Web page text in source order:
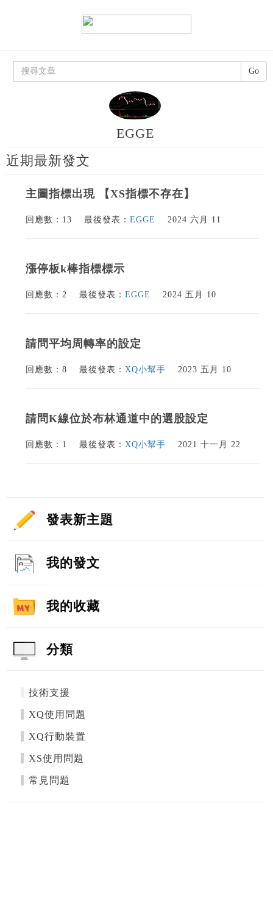
EGGE
近期最新發文
主圖指標出現 【XS指標不存在】
回應數：13 最後發表： EGGE 2024 六月 11
漲停板k棒指標標示
回應數：2 最後發表： EGGE 2024 五月 10
請問平均周轉率的設定
回應數：8 最後發表： XQ小幫手 2023 五月 10
請問K線位於布林通道中的選股設定
回應數：1 最後發表： XQ小幫手 2021 十一月 22
Go
發表新主題
我的發文
我的收藏
分類
技術支援
XQ使用問題
XQ行動裝置
XS使用問題
常見問題